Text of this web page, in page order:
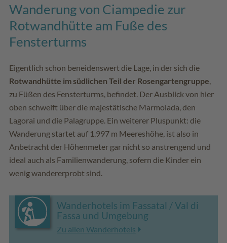
Wanderung von Ciampedie zur
Rotwandhütte am Fuße des
Fensterturms
Eigentlich schon beneidenswert die Lage, in der sich die
Rotwandhütte im südlichen Teil der Rosengartengruppe
zu Füßen des Fensterturms, befindet. Der Ausblick von hier
oben schweift über die majestätische Marmolada, den
Lagorai und die Palagruppe. Ein weiterer Pluspunkt: die
Wanderung startet auf 1.997 m Meereshöhe, ist also in
Anbetracht der Höhenmeter gar nicht so anstrengend und
ideal auch als Familienwanderung, sofern die Kinder ein
wenig wandererprobt sind.
Wanderhotels im Fassatal / Val di
Fassa und Umgebung
Zu allen Wanderhotels